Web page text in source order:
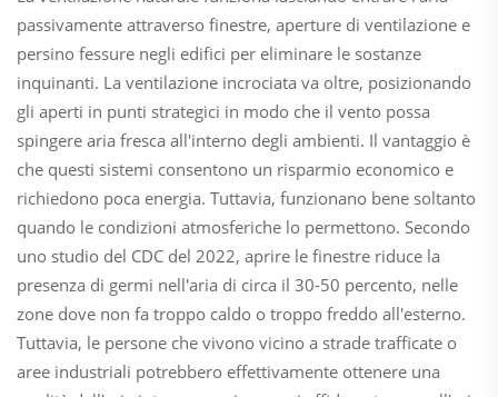
passivamente attraverso finestre, aperture di ventilazione e
persino fessure negli edifici per eliminare le sostanze
inquinanti. La ventilazione incrociata va oltre, posizionando
gli aperti in punti strategici in modo che il vento possa
spingere aria fresca all'interno degli ambienti. Il vantaggio è
che questi sistemi consentono un risparmio economico e
richiedono poca energia. Tuttavia, funzionano bene soltanto
quando le condizioni atmosferiche lo permettono. Secondo
uno studio del CDC del 2022, aprire le finestre riduce la
presenza di germi nell'aria di circa il 30-50 percento, nelle
zone dove non fa troppo caldo o troppo freddo all'esterno.
Tuttavia, le persone che vivono vicino a strade trafficate o
aree industriali potrebbero effettivamente ottenere una